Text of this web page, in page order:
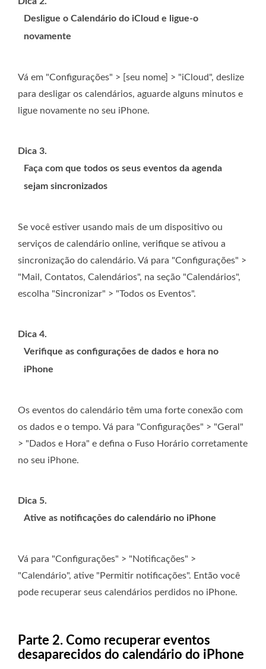
Desligue o Calendário do iCloud e ligue-o
novamente
Vá em "Configurações" > [seu nome] > "iCloud", deslize
para desligar os calendários, aguarde alguns minutos e
ligue novamente no seu iPhone.
Dica 3.
Faça com que todos os seus eventos da agenda
sejam sincronizados
Se você estiver usando mais de um dispositivo ou
serviços de calendário online, verifique se ativou a
sincronização do calendário. Vá para "Configurações" >
"Mail, Contatos, Calendários", na seção "Calendários",
escolha "Sincronizar" > "Todos os Eventos".
Dica 4.
Verifique as configurações de dados e hora no
iPhone
Os eventos do calendário têm uma forte conexão com
os dados e o tempo. Vá para "Configurações" > "Geral"
> "Dados e Hora" e defina o Fuso Horário corretamente
no seu iPhone.
Dica 5.
Ative as notificações do calendário no iPhone
Vá para "Configurações" > "Notificações" >
"Calendário", ative "Permitir notificações". Então você
pode recuperar seus calendários perdidos no iPhone.
Parte 2. Como recuperar eventos
desaparecidos do calendário do iPhone